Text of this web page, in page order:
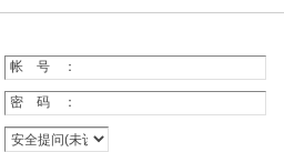
帐 号 ：
密 码 ：